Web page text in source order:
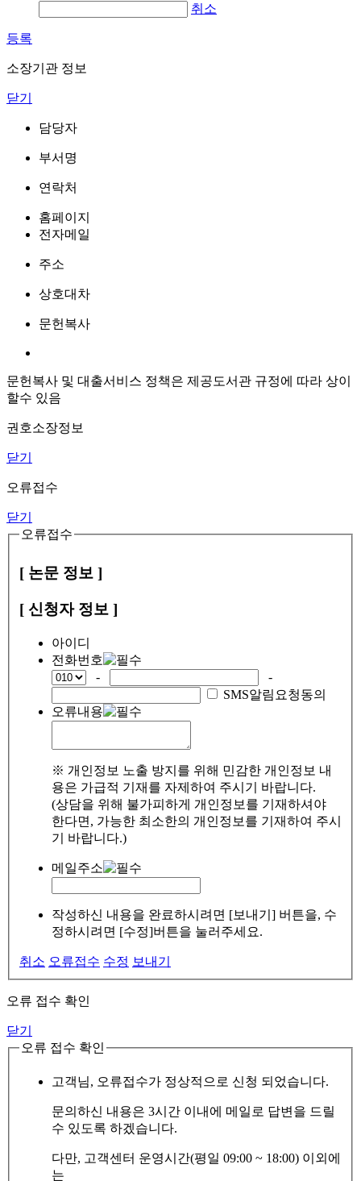
취소
등록
소장기관 정보
닫기
담당자
부서명
연락처
홈페이지
전자메일
주소
상호대차
문헌복사
문헌복사 및 대출서비스 정책은 제공도서관 규정에 따라 상이
할수 있음
권호소장정보
닫기
오류접수
닫기
오류접수
[ 논문 정보 ]
[ 신청자 정보 ]
아이디
전화번호
-
-
SMS알림요청동의
오류내용
※ 개인정보 노출 방지를 위해 민감한 개인정보 내
용은 가급적 기재를 자제하여 주시기 바랍니다.
(상담을 위해 불가피하게 개인정보를 기재하셔야
한다면, 가능한 최소한의 개인정보를 기재하여 주시
기 바랍니다.)
메일주소
작성하신 내용을 완료하시려면 [보내기] 버튼을, 수
정하시려면 [수정]버튼을 눌러주세요.
취소 오류접수 수정 보내기
오류 접수 확인
닫기
오류 접수 확인
고객님, 오류접수가 정상적으로 신청 되었습니다.
문의하신 내용은 3시간 이내에 메일로 답변을 드릴
수 있도록 하겠습니다.
다만, 고객센터 운영시간(평일 09:00 ~ 18:00) 이외에
는